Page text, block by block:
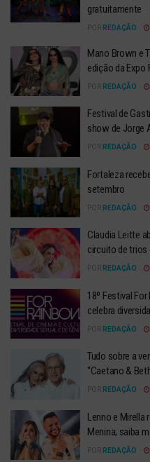
gratuitamente
POR REDAÇÃO
Mano Brown e
edição da Expo
POR REDAÇÃO
Festival de
show de Jorge
POR REDAÇÃO
Fortaleza
setembro
POR REDAÇÃO
Claudia Leitte
circuito de trios
POR REDAÇÃO
18º Festival
celebra
POR REDAÇÃO
Tudo sobre a
“Caetano &
POR REDAÇÃO
Lenno e Mirella
Menina; saiba
POR REDAÇÃO